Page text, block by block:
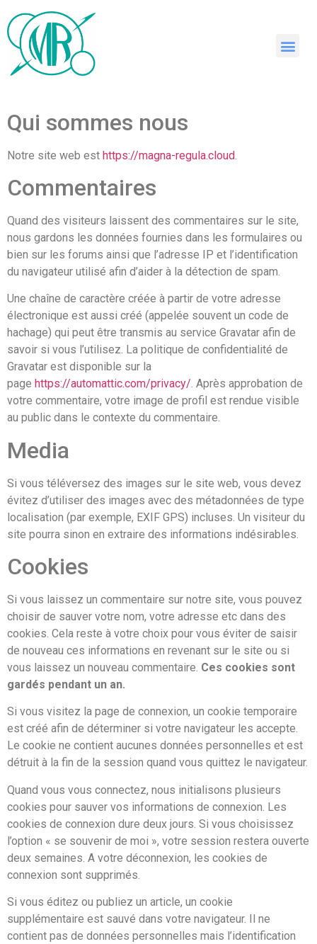
Qui sommes nous
Notre site web est https://magna-regula.cloud
Commentaires
Quand des visiteurs laissent des commentaires sur le site,
nous gardons les données fournies dans les formulaires ou
bien sur les forums ainsi que l’adresse IP et l’identification
du navigateur utilisé afin d’aider à la détection de spam.
Une chaîne de caractère créée à partir de votre adresse
électronique est aussi créé (appelée souvent un code de
hachage) qui peut être transmis au service Gravatar afin de
savoir si vous l’utilisez. La politique de confidentialité de
Gravatar est disponible sur la
page https://automattic.com/privacy/. Après approbation de
votre commentaire, votre image de profil est rendue visible
au public dans le contexte du commentaire.
Media
Si vous téléversez des images sur le site web, vous devez
évitez d’utiliser des images avec des métadonnées de type
localisation (par exemple, EXIF GPS) incluses. Un visiteur du
site pourra sinon en extraire des informations indésirables.
Cookies
Si vous laissez un commentaire sur notre site, vous pouvez
choisir de sauver votre nom, votre adresse etc dans des
cookies. Cela reste à votre choix pour vous éviter de saisir
de nouveau ces informations en revenant sur le site ou si
vous laissez un nouveau commentaire. Ces cookies sont
gardés pendant un an.
Si vous visitez la page de connexion, un cookie temporaire
est créé afin de déterminer si votre navigateur les accepte.
Le cookie ne contient aucunes données personnelles et est
détruit à la fin de la session quand vous quittez le navigateur.
Quand vous vous connectez, nous initialisons plusieurs
cookies pour sauver vos informations de connexion. Les
cookies de connexion dure deux jours. Si vous choisissez
l’option « se souvenir de moi », votre session restera ouverte
deux semaines. A votre déconnexion, les cookies de
connexion sont supprimés.
Si vous éditez ou publiez un article, un cookie
supplémentaire est sauvé dans votre navigateur. Il ne
contient pas de données personnelles mais l’identification